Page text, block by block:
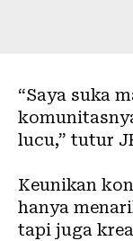
“Saya suka
lucu,” tutur
Keunikan
hanya
tapi juga